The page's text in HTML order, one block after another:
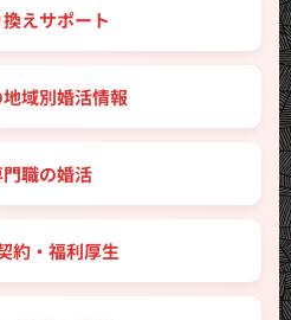
換えサポート
地域別婚活情報
門職の婚活
約・福利厚生